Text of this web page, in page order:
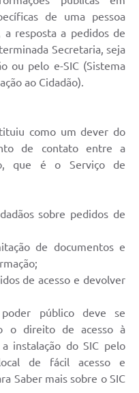
de uma pessoa
resposta a pedidos de
Secretaria, seja
ou pelo e-SIC (Sistema
ao Cidadão).
como um dever do
de contato entre a
que é o Serviço de
sobre pedidos de
de documentos e
de acesso e devolver
público deve se
o direito de acesso à
instalação do SIC pelo
de fácil acesso e
Saber mais sobre o SIC